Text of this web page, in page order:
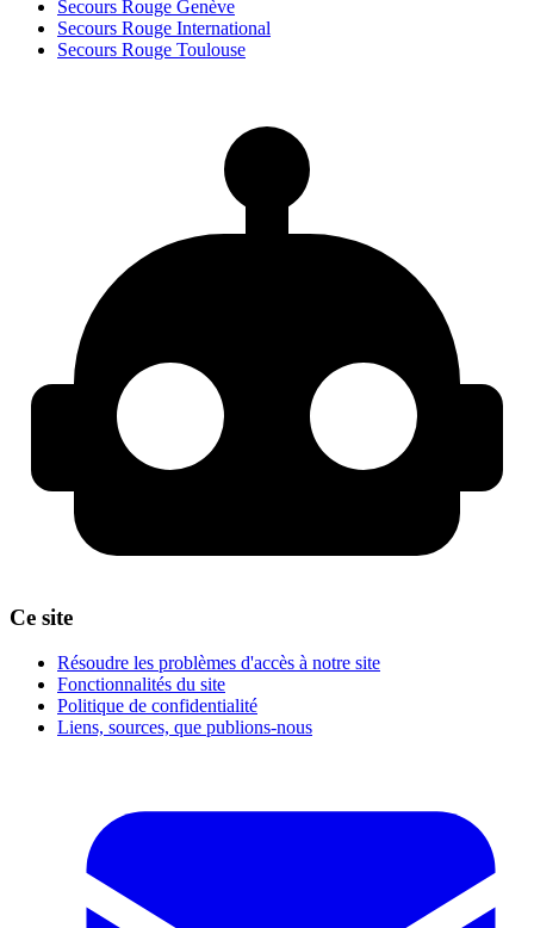
Secours Rouge Genève
Secours Rouge International
Secours Rouge Toulouse
Ce site
Résoudre les problèmes d'accès à notre site
Fonctionnalités du site
Politique de confidentialité
Liens, sources, que publions-nous